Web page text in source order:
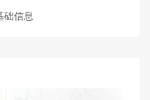
础信息